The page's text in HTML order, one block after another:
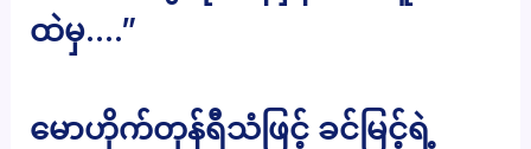
ထဲမှ….”
မောဟိုက်တုန်ရီသံဖြင့် ခင်မြင့်ရဲ့